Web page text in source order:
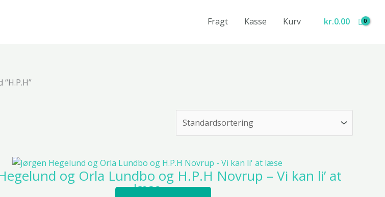
Fragt Kasse Kurv kr.0.00
og Orla Lundbo og H.P.H Novrup – Vi kan li’ at
læse